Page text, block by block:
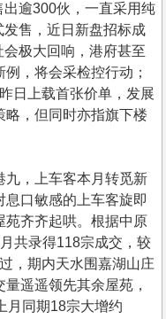
出逾300伙，一直采用纯
发售，近日新盘招标成
会极大回响，港府甚至
，将会采检控行动；
日上载首张价单，发展
，但同时亦指旗下楼
九，上车客本月转觅新
口敏感的上车客旋即
苑齐齐起哄。根据中原
共录得118宗成交，较
，期内天水围嘉湖山庄
遥遥领先其余屋苑，
月同期18宗大增约